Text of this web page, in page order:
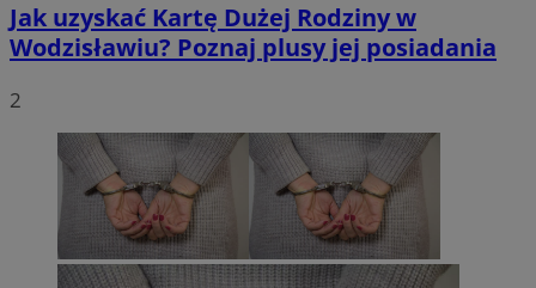
Jak uzyskać Kartę Dużej Rodziny w
Wodzisławiu? Poznaj plusy jej posiadania
2